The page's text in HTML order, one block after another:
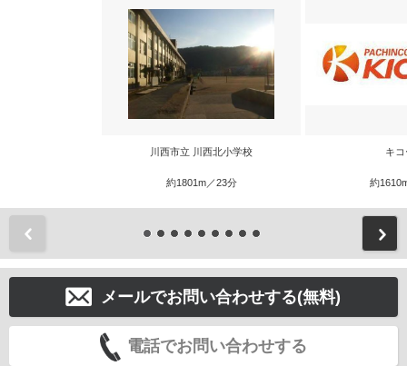
川西市立 川西北小学校
約1801m／23分
キ
約
メールでお問い合わせする(無料)
電話でお問い合わせする